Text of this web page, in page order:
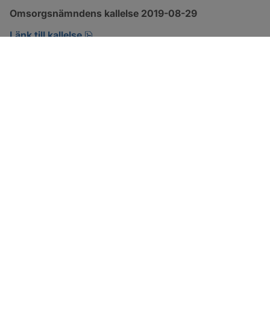
Omsorgsnämndens kallelse 2019-08-29
Länk till kallelse
pdf, öppnas i nytt fönster.